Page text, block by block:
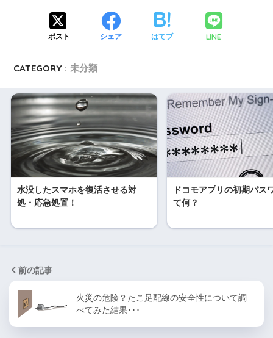
ポスト シェア はてブ LINE
CATEGORY : 未分類
水没したスマホを復活させる対
処・応急処置！
ドコモアプリの初期パス
て何？
前の記事
火災の危険？たこ足配線の安全性について調
べてみた結果･･･